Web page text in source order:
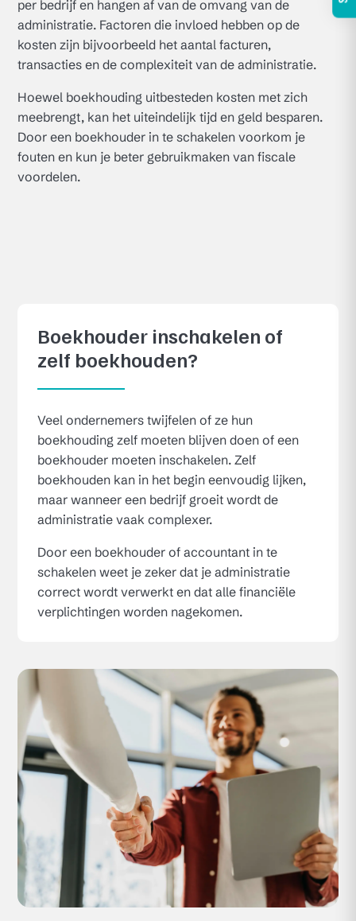
per bedrijf en hangen af van de omvang van de
administratie. Factoren die invloed hebben op de
kosten zijn bijvoorbeeld het aantal facturen,
transacties en de complexiteit van de administratie.
Hoewel boekhouding uitbesteden kosten met zich
meebrengt, kan het uiteindelijk tijd en geld besparen.
Door een boekhouder in te schakelen voorkom je
fouten en kun je beter gebruikmaken van fiscale
voordelen.
Boekhouder inschakelen of
zelf boekhouden?
Veel ondernemers twijfelen of ze hun
boekhouding zelf moeten blijven doen of een
boekhouder moeten inschakelen. Zelf
boekhouden kan in het begin eenvoudig lijken,
maar wanneer een bedrijf groeit wordt de
administratie vaak complexer.
Door een boekhouder of accountant in te
schakelen weet je zeker dat je administratie
correct wordt verwerkt en dat alle financiële
verplichtingen worden nagekomen.